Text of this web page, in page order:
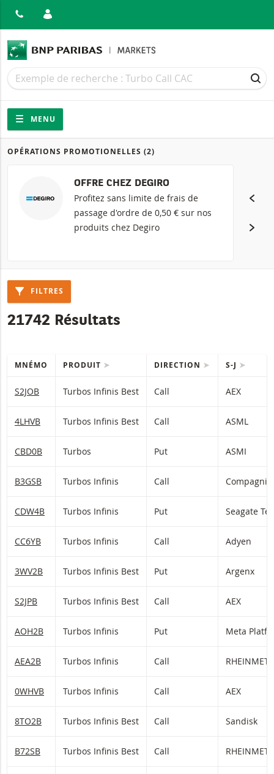
Recherche
Recherche
Navigation
Navigation sur le site
MENU
Produits
OPÉRATIONS PROMOTIONELLES (2)
OFFRE CHEZ DEGIRO
Profitez sans limite de frais de
passage d'ordre de 0,50 € sur nos
produits chez Degiro
FILTRES
21742 Résultats
MNÉMO PRODUIT DIRECTION S-J
S2JOB Turbos Infinis Best Call AEX
4LHVB Turbos Infinis Best Call ASML
CBD0B Turbos Put ASMI
B3GSB Turbos Infinis Call
CDW4B Turbos Infinis Put Seagate
CC6YB Turbos Infinis Call Adyen
3WV2B Turbos Infinis Best Put Argenx
S2JPB Turbos Infinis Best Call AEX
AOH2B Turbos Infinis Put Meta
AEA2B Turbos Infinis Call
0WHVB Turbos Infinis Call AEX
8TO2B Turbos Infinis Best Call Sandisk
B72SB Turbos Infinis Best Call